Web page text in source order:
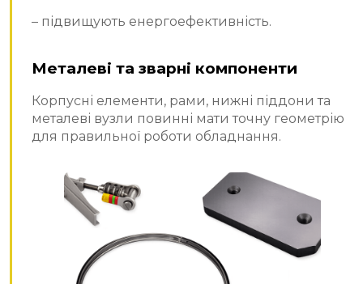
– підвищують енергоефективність.
Металеві та зварні компоненти
Корпусні елементи, рами, нижні піддони та
металеві вузли повинні мати точну геометрію
для правильної роботи обладнання.